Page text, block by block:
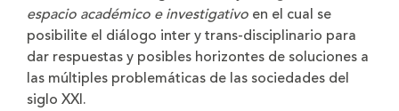
espacio académico e investigativo en el cual se
posibilite el diálogo inter y trans-disciplinario para
dar respuestas y posibles horizontes de soluciones a
las múltiples problemáticas de las sociedades del
siglo XXI.